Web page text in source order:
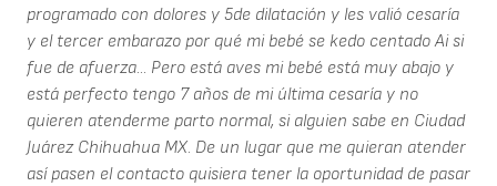
programado con dolores y 5de dilatación y les valió cesaría
y el tercer embarazo por qué mi bebé se kedo centado Ai si
fue de afuerza... Pero está aves mi bebé está muy abajo y
está perfecto tengo 7 años de mi última cesaría y no
quieren atenderme parto normal, si alguien sabe en Ciudad
Juárez Chihuahua MX. De un lugar que me quieran atender
así pasen el contacto quisiera tener la oportunidad de pasar